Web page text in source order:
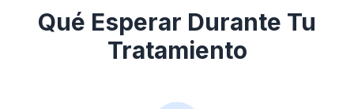
Qué Esperar Durante Tu
Tratamiento